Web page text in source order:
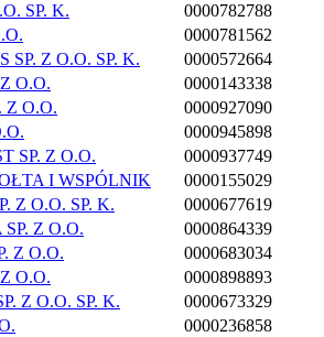
SP. K.
0000782788
0000781562
SP. Z O.O. SP. K.
0000572664
O.O.
0000143338
Z O.O.
0000927090
0000945898
SP. Z O.O.
0000937749
I WSPÓLNIK
0000155029
Z O.O. SP. K.
0000677619
Z O.O.
0000864339
Z O.O.
0000683034
O.O.
0000898893
Z O.O. SP. K.
0000673329
0000236858